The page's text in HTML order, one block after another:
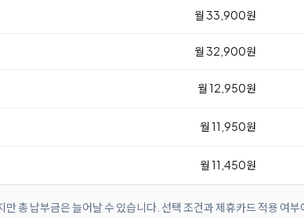
월 33,900원
월 32,900원
월 12,950원
월 11,950원
월 11,450원
총 납부금은 늘어날 수 있습니다. 선택 조건과 제휴카드 적용 여부